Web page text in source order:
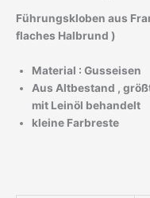
Führungskloben aus
flaches Halbrund )
Material : Gusseisen
Aus Altbestand ,
mit Leinöl behandelt
kleine Farbreste